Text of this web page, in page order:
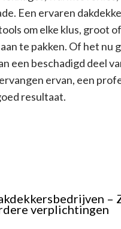
Een ervaren
om elke klus, groot
te pakken. Of het nu
een beschadigd deel
ervan, een
resultaat.
–
verplichtingen